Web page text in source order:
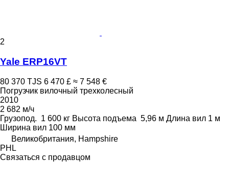
2
Yale ERP16VT
80 370 TJS 6 470 £ ≈ 7 548 €
Погрузчик вилочный трехколесный
2010
2 682 м/ч
Грузопод. 1 600 кг Высота подъема 5,96 м Длина вил 1 м
Ширина вил 100 мм
Великобритания, Hampshire
PHL
Связаться с продавцом